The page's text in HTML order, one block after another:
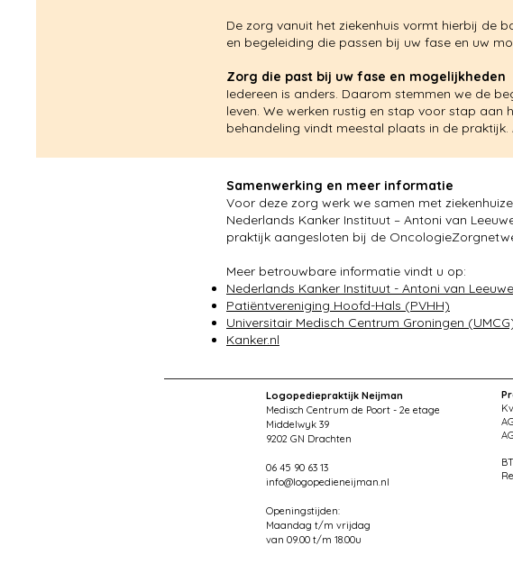
De zorg vanuit het ziekenhuis vormt hierbij de
en begeleiding die passen bij uw fase en uw
Zorg die past bij uw fase en mogelijkheden
Iedereen is anders. Daarom stemmen we de
leven. We werken rustig en stap voor stap aan
behandeling vindt meestal plaats in de
Samenwerking en meer informatie
Voor deze zorg werk we samen met
Nederlands Kanker Instituut – Antoni van
praktijk aangesloten bij de
​Meer betrouwbare informatie vindt u op:
Nederlands Kanker Instituut - Antoni van
Patiëntvereniging Hoofd-Hals (PVHH)
Universitair Medisch Centrum Groningen
Kanker.nl
Logopediepraktijk Neijman
Medisch Centrum de Poort - 2e etage
Middelwyk 39
9202 GN Drachten
06 45 90 63 13
info@logopedieneijman.nl
Openingstijden:
Maandag t/m vrijdag
van 09.00 t/m 18.00u